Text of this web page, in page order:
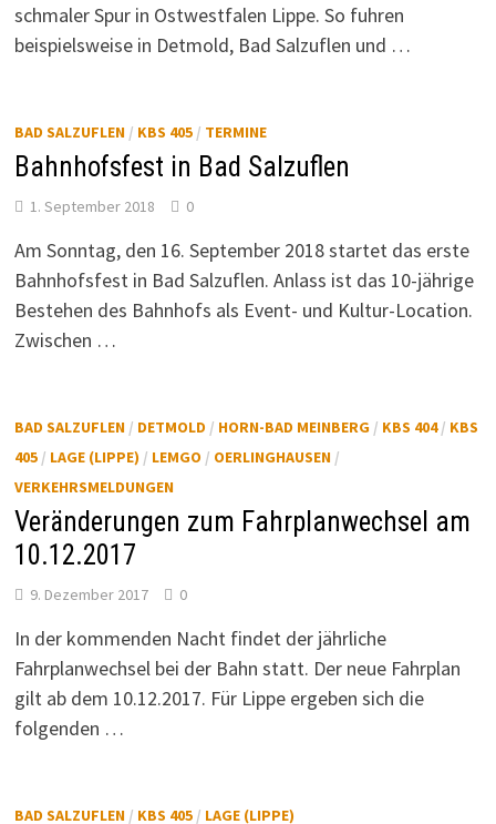
schmaler Spur in Ostwestfalen Lippe. So fuhren
beispielsweise in Detmold, Bad Salzuflen und …
BAD SALZUFLEN/ KBS 405/ TERMINE
Bahnhofsfest in Bad Salzuflen
1. September 2018 0
Am Sonntag, den 16. September 2018 startet das erste
Bahnhofsfest in Bad Salzuflen. Anlass ist das 10-jährige
Bestehen des Bahnhofs als Event- und Kultur-Location.
Zwischen …
BAD SALZUFLEN/ DETMOLD / HORN-BAD MEINBERG/ KBS 404/ KBS
405/ LAGE (LIPPE) / LEMGO / OERLINGHAUSEN/
VERKEHRSMELDUNGEN
Veränderungen zum Fahrplanwechsel am
10.12.2017
9. Dezember 2017 0
In der kommenden Nacht findet der jährliche
Fahrplanwechsel bei der Bahn statt. Der neue Fahrplan
gilt ab dem 10.12.2017. Für Lippe ergeben sich die
folgenden …
BAD SALZUFLEN/ KBS 405/ LAGE (LIPPE)